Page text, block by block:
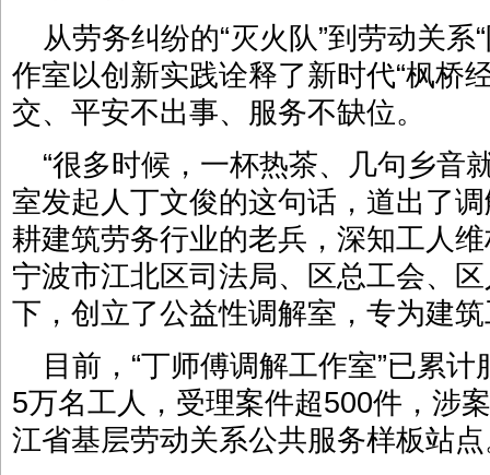
从劳务纠纷的“灭火队”到劳动关系
作室以创新实践诠释了新时代“枫
交、平安不出事、服务不缺位。
“很多时候，一杯热茶、几句乡音
室发起人丁文俊的这句话，道出了
耕建筑劳务行业的老兵，深知工人
宁波市江北区司法局、区总工会、
下，创立了公益性调解室，专为建筑
目前，“丁师傅调解工作室”已累
5万名工人，受理案件超500件，涉
江省基层劳动关系公共服务样板站